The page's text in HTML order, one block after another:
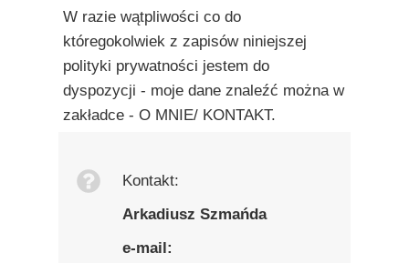
Kontakt:
Arkadiusz Szmańda
e-mail:
W razie wątpliwości co do
któregokolwiek z zapisów niniejszej
polityki prywatności jestem do
dyspozycji - moje dane znaleźć można w
zakładce - O MNIE/ KONTAKT.